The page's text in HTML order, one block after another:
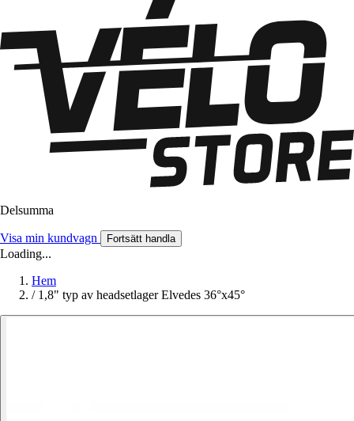
Delsumma
Visa min kundvagn Fortsätt handla
Loading...
Hem
/ 1,8" typ av headsetlager Elvedes 36°x45°